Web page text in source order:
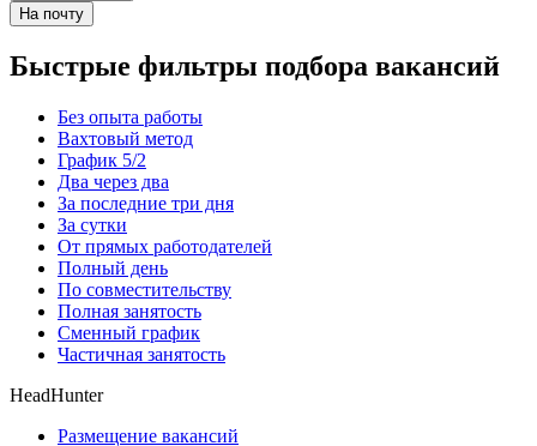
На почту
Быстрые фильтры подбора вакансий
Без опыта работы
Вахтовый метод
График 5/2
Два через два
За последние три дня
За сутки
От прямых работодателей
Полный день
По совместительству
Полная занятость
Сменный график
Частичная занятость
HeadHunter
Размещение вакансий